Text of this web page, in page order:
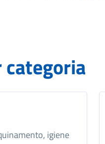
categoria
igiene